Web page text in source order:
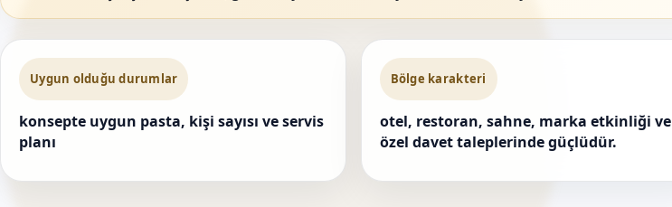
Uygun olduğu durumlar
konsepte uygun pasta, kişi sayısı ve servis
planı
Bölge karakteri
otel, restoran, sahne, marka etkinliği ve
özel davet taleplerinde güçlüdür.